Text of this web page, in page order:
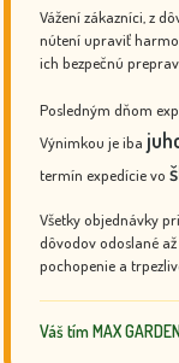
Vážení zákazníci, z
nútení upraviť
ich bezpečnú
Posledným dňom
Výnimkou je iba
termín expedície vo
Všetky objednávky
dôvodov odoslané
pochopenie a
Váš tím MAX